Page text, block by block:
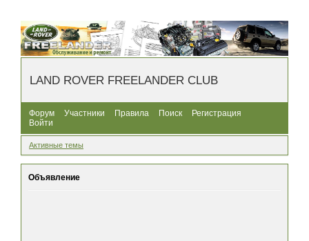
LAND ROVER FREELANDER CLUB
Форум Участники Правила Поиск
Регистрация
Войти
Активные темы
Объявление